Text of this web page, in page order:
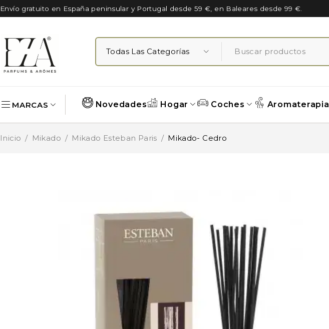
Envío gratuito en España peninsular y Portugal desde 59 €, en Baleares desde 99 €.
MARCAS Novedades Hogar Coches Aromaterapia
Inicio / Mikado / Mikado Esteban Paris / Mikado- Cedro